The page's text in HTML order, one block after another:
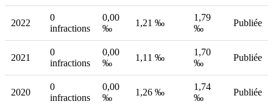
2022
0
infractions
0,00
‰
1,21 ‰
1,79
‰
Publiée
2021
0
infractions
0,00
‰
1,11 ‰
1,70
‰
Publiée
2020
0
infractions
0,00
‰
1,26 ‰
1,74
‰
Publiée